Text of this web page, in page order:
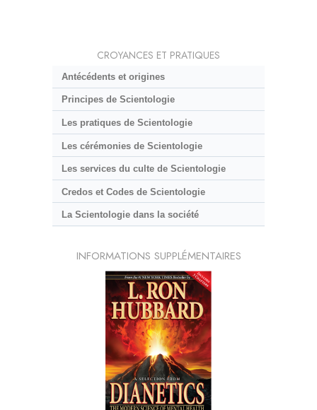
CROYANCES ET PRATIQUES
Antécédents et origines
Principes de Scientologie
Les pratiques de Scientologie
Les cérémonies de Scientologie
Les services du culte de Scientologie
Credos et Codes de Scientologie
La Scientologie dans la société
INFORMATIONS SUPPLÉMENTAIRES